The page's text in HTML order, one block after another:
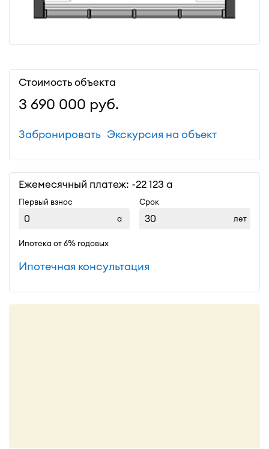
Стоимость объекта
3 690 000 руб.
Экскурсия на объект
Забронировать
Ежемесячный платеж: ~22 123
Первый взнос
Срок
лет
Ипотека от 6% годовых
Ипотечная консультация